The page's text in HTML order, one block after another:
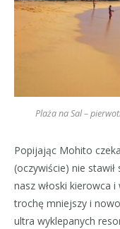
Plaża na Sal –
Popijając Mohito
(oczywiście) nie
nasz włoski kierowca
trochę mniejszy i
ultra wyklepanych